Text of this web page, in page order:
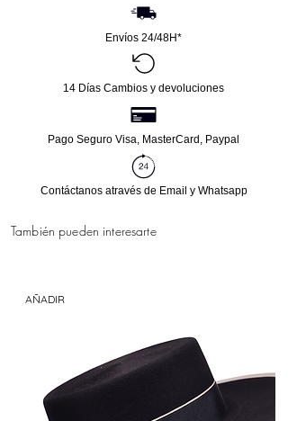
flamenca. Realza tu estilo y luce espectacular
brilles en cualquier ocasión. ¡No te pierdas la
oportunidad de lucir estos hermosos pendientes
en la próxima feria o romería!
Envíos 24/48H*
14 Días Cambios y devoluciones
Pago Seguro Visa, MasterCard, Paypal
Contáctanos através de Email y Whatsapp
También pueden interesarte
AÑADIR